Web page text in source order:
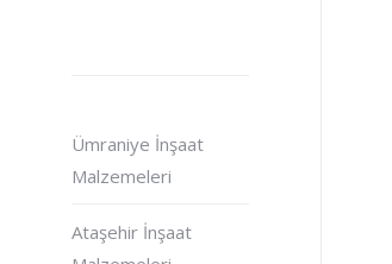
Ümraniye İnşaat
Malzemeleri
Ataşehir İnşaat